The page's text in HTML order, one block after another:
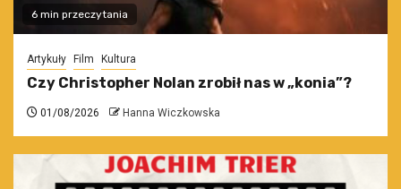
6 min przeczytania
Artykuły Film Kultura
Czy Christopher Nolan zrobił nas w „konia”?
01/08/2026 Hanna Wiczkowska